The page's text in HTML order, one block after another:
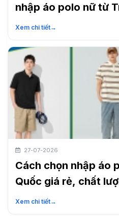
nhập áo polo nữ từ
nhanh
Xem chi tiết→
27-07-2026
Cách chọn nhập áo
Quốc giá rẻ, chất
Xem chi tiết→